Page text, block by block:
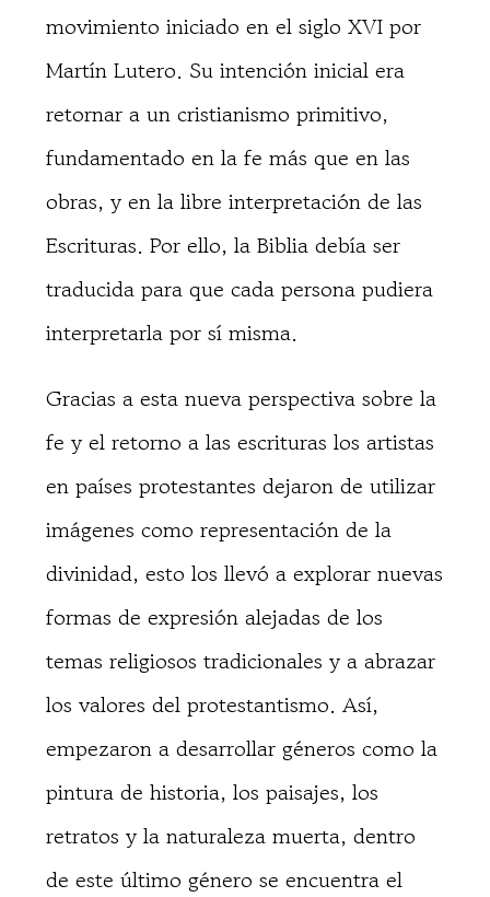
movimiento iniciado en el siglo XVI por
Martín Lutero. Su intención inicial era
retornar a un cristianismo primitivo,
fundamentado en la fe más que en las
obras, y en la libre interpretación de las
Escrituras. Por ello, la Biblia debía ser
traducida para que cada persona pudiera
interpretarla por sí misma.
Gracias a esta nueva perspectiva sobre la
fe y el retorno a las escrituras los artistas
en países protestantes dejaron de utilizar
imágenes como representación de la
divinidad, esto los llevó a explorar nuevas
formas de expresión alejadas de los
temas religiosos tradicionales y a abrazar
los valores del protestantismo. Así,
empezaron a desarrollar géneros como la
pintura de historia, los paisajes, los
retratos y la naturaleza muerta, dentro
de este último género se encuentra el